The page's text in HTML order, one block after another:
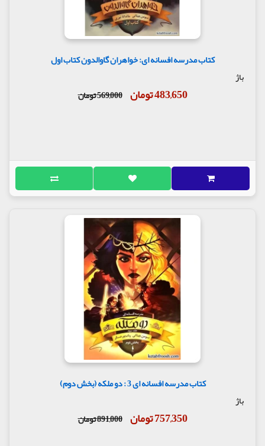
کتاب مدرسه افسانه ای: خواهران گاوالدون کتاب اول
باژ
483,650 تومان 569,000 تومان
کتاب مدرسه افسانه ای 3 : دو ملکه (بخش دوم)
باژ
757,350 تومان 891,000 تومان